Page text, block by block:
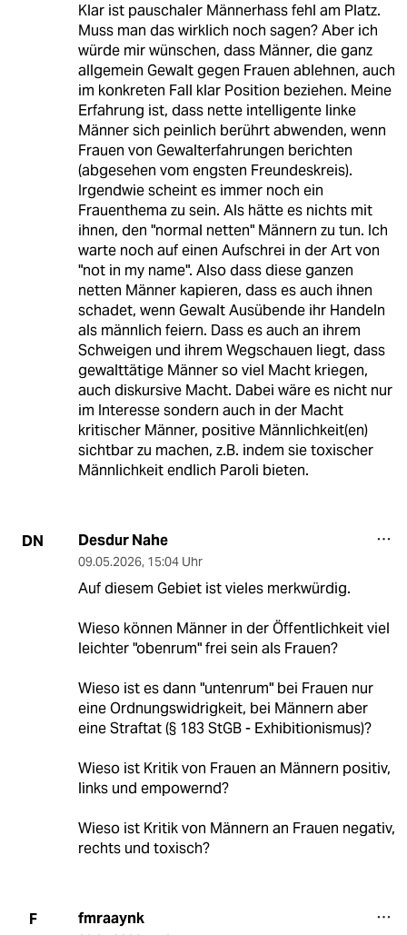
Klar ist pauschaler Männerhass fehl am Platz.
Muss man das wirklich noch sagen? Aber ich
würde mir wünschen, dass Männer, die ganz
allgemein Gewalt gegen Frauen ablehnen, auch
im konkreten Fall klar Position beziehen. Meine
Erfahrung ist, dass nette intelligente linke
Männer sich peinlich berührt abwenden, wenn
Frauen von Gewalterfahrungen berichten
(abgesehen vom engsten Freundeskreis).
Irgendwie scheint es immer noch ein
Frauenthema zu sein. Als hätte es nichts mit
ihnen, den "normal netten" Männern zu tun. Ich
warte noch auf einen Aufschrei in der Art von
"not in my name". Also dass diese ganzen
netten Männer kapieren, dass es auch ihnen
schadet, wenn Gewalt Ausübende ihr Handeln
als männlich feiern. Dass es auch an ihrem
Schweigen und ihrem Wegschauen liegt, dass
gewalttätige Männer so viel Macht kriegen,
auch diskursive Macht. Dabei wäre es nicht nur
im Interesse sondern auch in der Macht
kritischer Männer, positive Männlichkeit(en)
sichtbar zu machen, z.B. indem sie toxischer
Männlichkeit endlich Paroli bieten.
DN Desdur Nahe
09.05.2026, 15:04 Uhr
Auf diesem Gebiet ist vieles merkwürdig.
Wieso können Männer in der Öffentlichkeit viel
leichter "obenrum" frei sein als Frauen?
Wieso ist es dann "untenrum" bei Frauen nur
eine Ordnungswidrigkeit, bei Männern aber
eine Straftat (§ 183 StGB - Exhibitionismus)?
Wieso ist Kritik von Frauen an Männern positiv,
links und empowernd?
Wieso ist Kritik von Männern an Frauen negativ,
rechts und toxisch?
F fmraaynk